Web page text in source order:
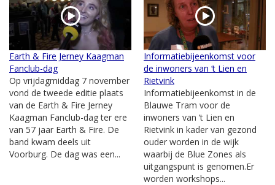
Earth & Fire Jerney Kaagman
Fanclub-dag
Op vrijdagmiddag 7 november
vond de tweede editie plaats
van de Earth & Fire Jerney
Kaagman Fanclub-dag ter ere
van 57 jaar Earth & Fire. De
band kwam deels uit
Voorburg. De dag was een...
Informatiebijeenkomst voor
de inwoners van ‘t Lien en
Rietvink
Informatiebijeenkomst in de
Blauwe Tram voor de
inwoners van ‘t Lien en
Rietvink in kader van gezond
ouder worden in de wijk
waarbij de Blue Zones als
uitgangspunt is genomen.Er
worden workshops...